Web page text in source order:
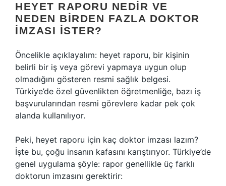
HEYET RAPORU NEDIR VE
NEDEN BIRDEN FAZLA DOKTOR
İMZASI İSTER?
Öncelikle açıklayalım: heyet raporu, bir kişinin
belirli bir iş veya görevi yapmaya uygun olup
olmadığını gösteren resmi sağlık belgesi.
Türkiye’de özel güvenlikten öğretmenliğe, bazı iş
başvurularından resmi görevlere kadar pek çok
alanda kullanılıyor.
Peki, heyet raporu için kaç doktor imzası lazım?
İşte bu, çoğu insanın kafasını karıştırıyor. Türkiye’de
genel uygulama şöyle: rapor genellikle üç farklı
doktorun imzasını gerektirir: